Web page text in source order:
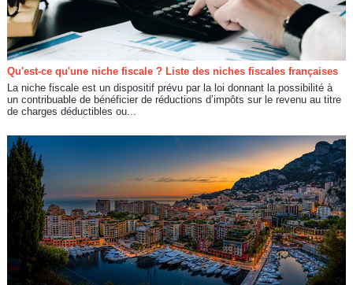
Qu'est-ce qu'une niche fiscale ? Liste des niches fiscales françaises
La niche fiscale est un dispositif prévu par la loi donnant la possibilité à
un contribuable de bénéficier de réductions d’impôts sur le revenu au titre
de charges déductibles ou...